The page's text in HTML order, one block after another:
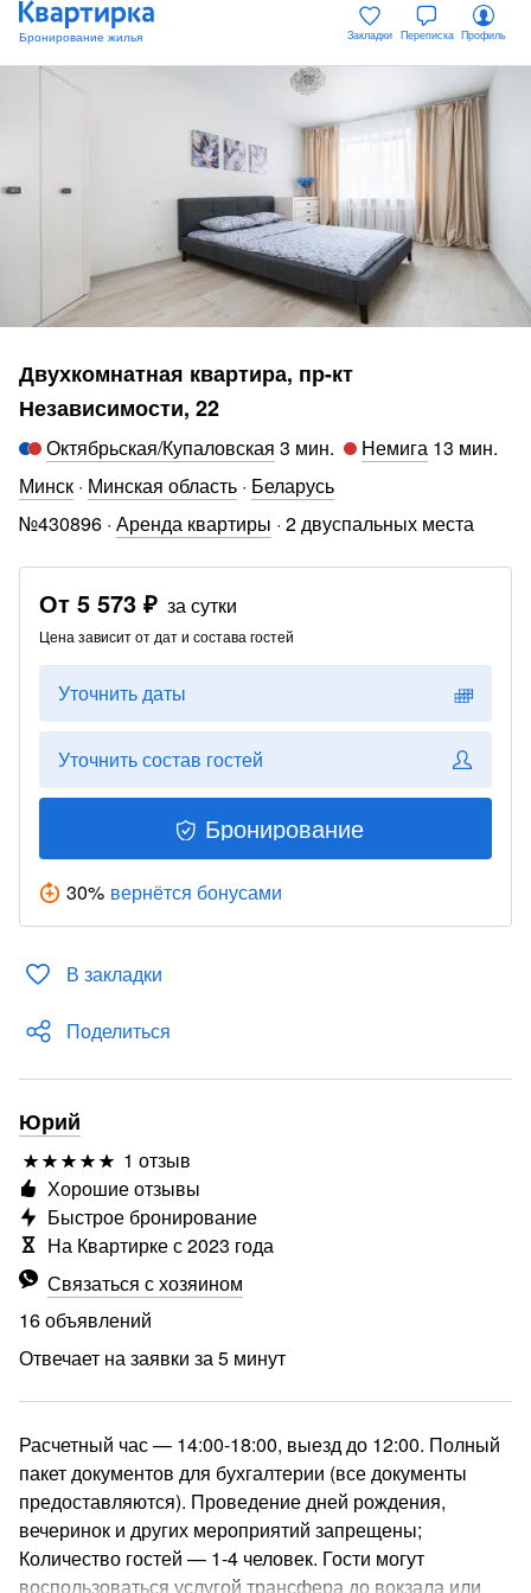
Закладки Переписка Профиль
Двухкомнатная квартира, пр-кт
Независимости, 22
Октябрьская/Купаловская 3 мин. Немига 13 мин.
Минск · Минская область · Беларусь
№430896 · Аренда квартиры · 2 двуспальных места
От 5 573 ₽ за сутки
Цена зависит от дат и состава гостей
Уточнить даты
Уточнить состав гостей
Бронирование
30% вернётся бонусами
В закладки
Поделиться
Юрий
1 отзыв
Связаться с хозяином
16 объявлений
Отвечает на заявки за 5 минут
Хорошие отзывы
Быстрое бронирование
На Квартирке с 2023 года
Расчетный час — 14:00-18:00, выезд до 12:00. Полный
пакет документов для бухгалтерии (все документы
предоставляются). Проведение дней рождения,
вечеринок и других мероприятий запрещены;
Количество гостей — 1-4 человек. Гости могут
воспользоваться услугой трансфера до вокзала или